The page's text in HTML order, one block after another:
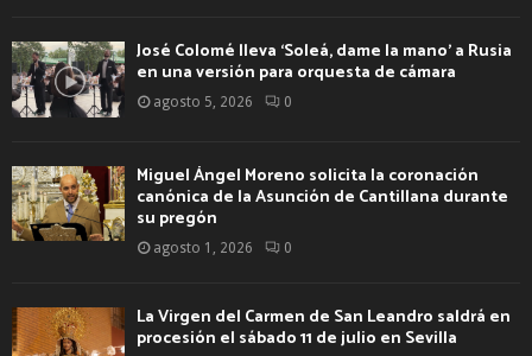
José Colomé lleva ‘Soleá, dame la mano’ a Rusia
en una versión para orquesta de cámara
agosto 5, 2026 0
Miguel Ángel Moreno solicita la coronación
canónica de la Asunción de Cantillana durante
su pregón
agosto 1, 2026 0
La Virgen del Carmen de San Leandro saldrá en
procesión el sábado 11 de julio en Sevilla